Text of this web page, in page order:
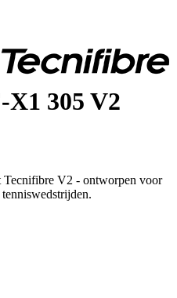
305 V2
Tecnifibre V2 - ontworpen voor